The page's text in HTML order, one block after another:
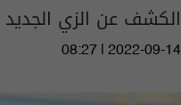
الكشف عن الزي الجديد
08:27 | 2022-09-14